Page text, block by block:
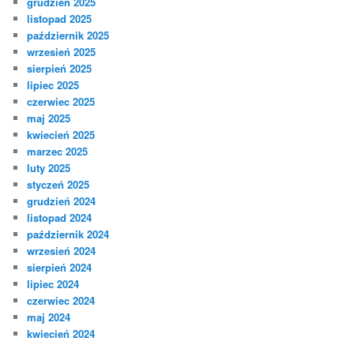
listopad 2025
październik 2025
wrzesień 2025
sierpień 2025
lipiec 2025
czerwiec 2025
maj 2025
kwiecień 2025
marzec 2025
luty 2025
styczeń 2025
grudzień 2024
listopad 2024
październik 2024
wrzesień 2024
sierpień 2024
lipiec 2024
czerwiec 2024
maj 2024
kwiecień 2024